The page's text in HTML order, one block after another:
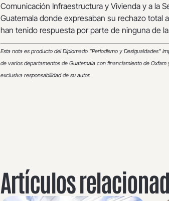
Comunicación Infraestructura y Vivienda y a la
Guatemala donde expresaban su rechazo total
han tenido respuesta por parte de ninguna de
Esta nota es producto del Diplomado “Periodismo y Desigualdades”
de varios departamentos de Guatemala con financiamiento de
exclusiva responsabilidad de su autor.
Artículos